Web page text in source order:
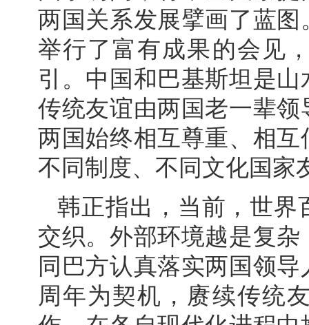
两国关系发展擘画了蓝
举行了富有成果的会见
引。中国和巴基斯坦是
传统友谊由两国老一辈
两国始终相互尊重、相
不同制度、不同文化国家
韩正指出，当前，世界
交织。外部环境越是复
同巴方认真落实两国领
周年为契机，赓续传统